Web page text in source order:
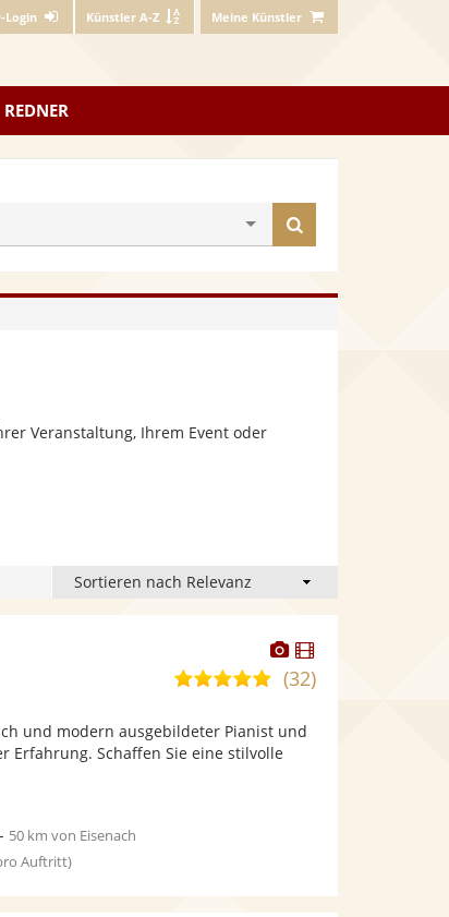
Login Künstler A-Z Meine Künstler
REDNER
finden
Veranstaltung, Ihrem Event oder
Dieser
Künstler
stellt
Fotos
bereit.
Dieser
Künstler
4,9
5
Sternen
(32)
und modern ausgebildeter Pianist und
Erfahrung. Schaffen Sie eine stilvolle
50 km von Eisenach
Auftritt)